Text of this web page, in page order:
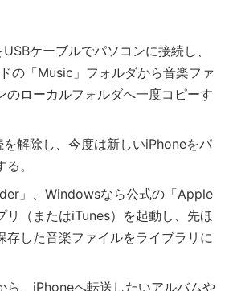
ケーブルでパソコンに接続し、
の「Music」フォルダから音楽ファ
のローカルフォルダへ一度コピーす
解除し、今度は新しいiPhoneをパ
。
」、Windowsなら公式の「Apple
リ（またはiTunes）を起動し、先ほ
存した音楽ファイルをライブラリに
ら、iPhoneへ転送したいアルバムや